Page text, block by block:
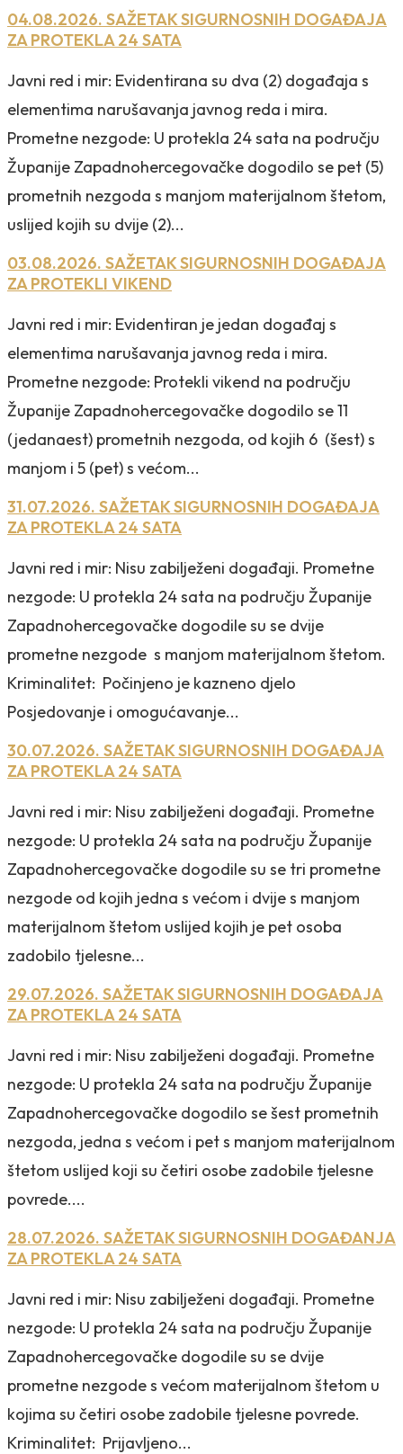
04.08.2026. SAŽETAK SIGURNOSNIH DOGAĐAJA
ZA PROTEKLA 24 SATA
Javni red i mir: Evidentirana su dva (2) događaja s
elementima narušavanja javnog reda i mira.
Prometne nezgode: U protekla 24 sata na području
Županije Zapadnohercegovačke dogodilo se pet (5)
prometnih nezgoda s manjom materijalnom štetom,
uslijed kojih su dvije (2)...
03.08.2026. SAŽETAK SIGURNOSNIH DOGAĐAJA
ZA PROTEKLI VIKEND
Javni red i mir: Evidentiran je jedan događaj s
elementima narušavanja javnog reda i mira.
Prometne nezgode: Protekli vikend na području
Županije Zapadnohercegovačke dogodilo se 11
(jedanaest) prometnih nezgoda, od kojih 6 (šest) s
manjom i 5 (pet) s većom...
31.07.2026. SAŽETAK SIGURNOSNIH DOGAĐAJA
ZA PROTEKLA 24 SATA
Javni red i mir: Nisu zabilježeni događaji. Prometne
nezgode: U protekla 24 sata na području Županije
Zapadnohercegovačke dogodile su se dvije
prometne nezgode s manjom materijalnom štetom.
Kriminalitet: Počinjeno je kazneno djelo
Posjedovanje i omogućavanje...
30.07.2026. SAŽETAK SIGURNOSNIH DOGAĐAJA
ZA PROTEKLA 24 SATA
Javni red i mir: Nisu zabilježeni događaji. Prometne
nezgode: U protekla 24 sata na području Županije
Zapadnohercegovačke dogodile su se tri prometne
nezgode od kojih jedna s većom i dvije s manjom
materijalnom štetom uslijed kojih je pet osoba
zadobilo tjelesne...
29.07.2026. SAŽETAK SIGURNOSNIH DOGAĐAJA
ZA PROTEKLA 24 SATA
Javni red i mir: Nisu zabilježeni događaji. Prometne
nezgode: U protekla 24 sata na području Županije
Zapadnohercegovačke dogodilo se šest prometnih
nezgoda, jedna s većom i pet s manjom materijalnom
štetom uslijed koji su četiri osobe zadobile tjelesne
povrede....
28.07.2026. SAŽETAK SIGURNOSNIH DOGAĐANJA
ZA PROTEKLA 24 SATA
Javni red i mir: Nisu zabilježeni događaji. Prometne
nezgode: U protekla 24 sata na području Županije
Zapadnohercegovačke dogodile su se dvije
prometne nezgode s većom materijalnom štetom u
kojima su četiri osobe zadobile tjelesne povrede.
Kriminalitet: Prijavljeno...